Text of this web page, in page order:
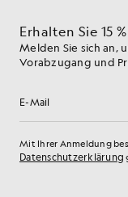
Erhalten Sie 15
Melden Sie sich an,
Vorabzugang und
E-Mail-Adresse
Mit Ihrer Anmeldung
Datenschutzerklärung